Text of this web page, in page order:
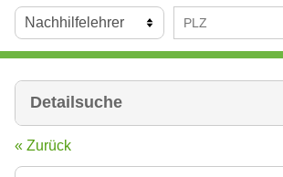
Detailsuche
« Zurück